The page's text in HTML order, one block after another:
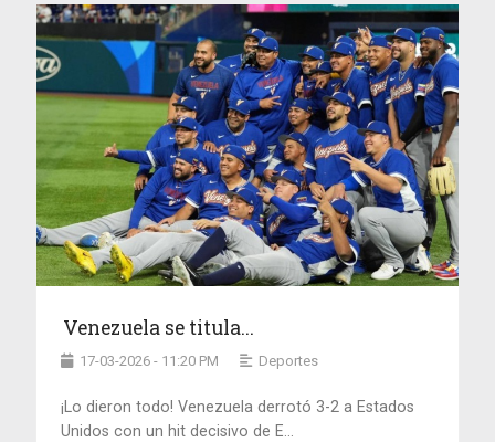
Venezuela se titula...
17-03-2026 - 11:20 PM Deportes
¡Lo dieron todo! Venezuela derrotó 3-2 a Estados
Unidos con un hit decisivo de E...